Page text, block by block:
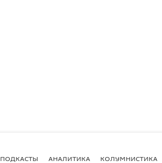
ПОДКАСТЫ АНАЛИТИКА КОЛУМНИСТИКА